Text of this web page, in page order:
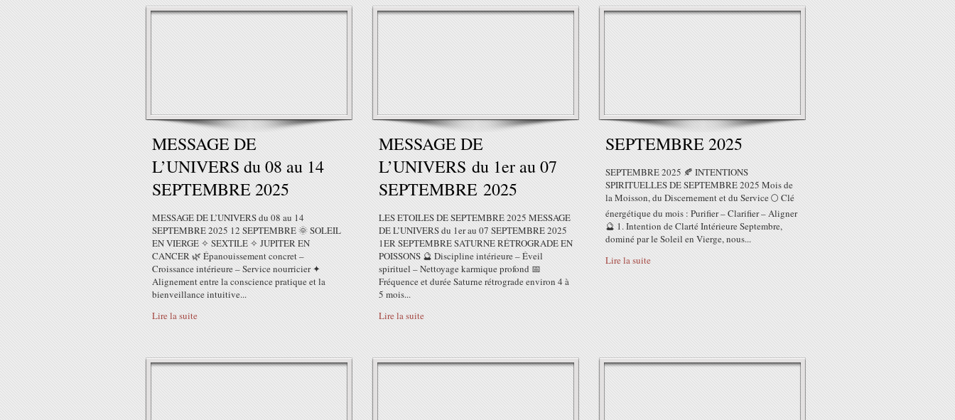
MESSAGE DE
L’UNIVERS du 08 au 14
SEPTEMBRE 2025
MESSAGE DE L’UNIVERS du 08 au 14
SEPTEMBRE 2025 12 SEPTEMBRE 🌞 SOLEIL
EN VIERGE ✧ SEXTILE ✧ JUPITER EN
CANCER 🌿 Épanouissement concret –
Croissance intérieure – Service nourricier ✦
Alignement entre la conscience pratique et la
bienveillance intuitive...
Lire la suite
MESSAGE DE
L’UNIVERS du 1er au 07
SEPTEMBRE 2025
LES ETOILES DE SEPTEMBRE 2025 MESSAGE
DE L’UNIVERS du 1er au 07 SEPTEMBRE 2025
1ER SEPTEMBRE SATURNE RÉTROGRADE EN
POISSONS 🔮 Discipline intérieure – Éveil
spirituel – Nettoyage karmique profond 📅
Fréquence et durée Saturne rétrograde environ 4 à
5 mois...
Lire la suite
SEPTEMBRE 2025
SEPTEMBRE 2025 🍂 INTENTIONS
SPIRITUELLES DE SEPTEMBRE 2025 Mois de
la Moisson, du Discernement et du Service 🌕 Clé
énergétique du mois : Purifier – Clarifier – Aligner
🔮 1. Intention de Clarté Intérieure Septembre,
dominé par le Soleil en Vierge, nous...
Lire la suite